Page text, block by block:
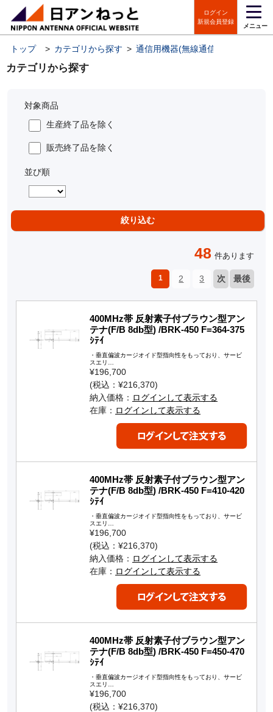
ログイン
新規会員登録
メニュー
カテゴリから探す
トップ > カテゴリから探す > 通信用機器(無線通信機器・IoT機器
対象商品
生産終了品を除く
販売終了品を除く
並び順
48 件あります
1 2 3 次 最後
400MHz帯 反射素子付ブラウン型アン
テナ(F/B 8db型) /BRK-450 F=364-375
ｼﾃｲ
・垂直偏波カージオイド型指向性をもっており、サービ
スエリ…
¥196,700
(税込：¥216,370)
納入価格： ログインして表示する
在庫： ログインして表示する
400MHz帯 反射素子付ブラウン型アン
テナ(F/B 8db型) /BRK-450 F=410-420
ｼﾃｲ
・垂直偏波カージオイド型指向性をもっており、サービ
スエリ…
¥196,700
(税込：¥216,370)
納入価格： ログインして表示する
在庫： ログインして表示する
400MHz帯 反射素子付ブラウン型アン
テナ(F/B 8db型) /BRK-450 F=450-470
ｼﾃｲ
・垂直偏波カージオイド型指向性をもっており、サービ
スエリ…
¥196,700
(税込：¥216,370)